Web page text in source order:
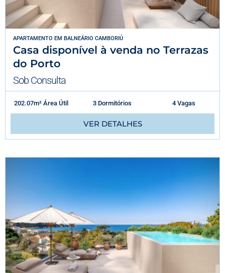
APARTAMENTO EM BALNEÁRIO CAMBORIÚ
Casa disponível à venda no Terrazas
do Porto
Sob Consulta
202.07m² Área Útil 3 Dormitórios 4 Vagas
VER DETALHES